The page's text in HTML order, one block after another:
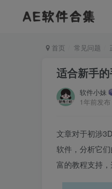
首页 常见问题
适合新手
软件小妹
1年前发布
文章对于初涉
软件，分析它
富的教程支持